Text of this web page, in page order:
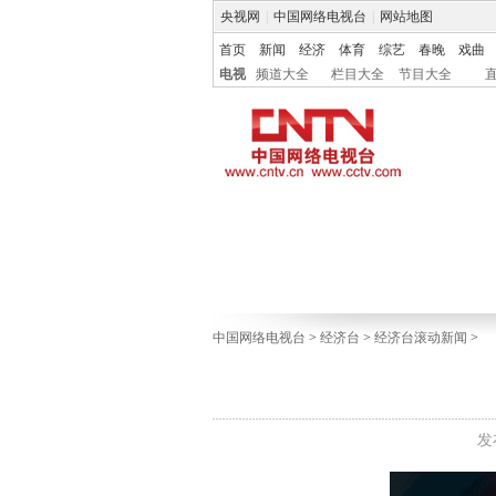
央视网 中国网络电视台 网站地图
首页 新闻 经济 体育 综艺 春晚
戏曲
电视
频道大全 栏目大全 节目大全
中国网络电视台 > 经济台 > 经济台滚动新闻 >